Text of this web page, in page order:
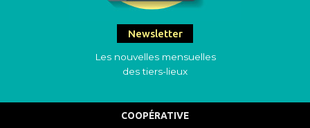
Newsletter
Les nouvelles mensuelles
des tiers-lieux
COOPÉRATIVE